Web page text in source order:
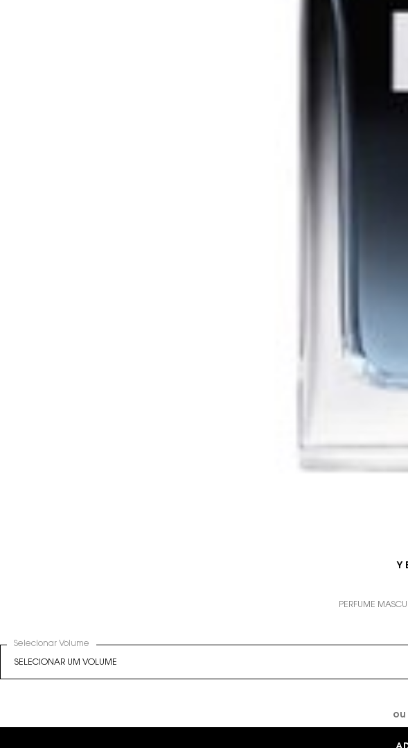
Y
PERFUME
Selecionar Volume
ou